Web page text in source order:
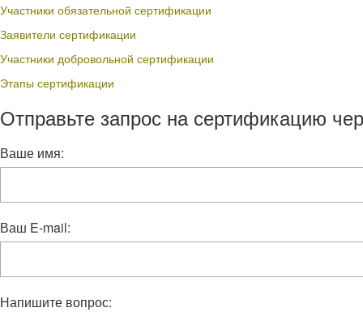
Участники обязательной сертификации
Заявители сертификации
Участники добровольной сертификации
Этапы сертификации
Отправьте запрос на сертификацию
Ваше имя:
Ваш E-mail:
Напишите вопрос: